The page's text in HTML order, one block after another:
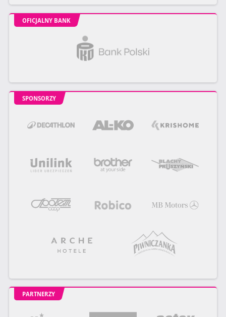
OFICJALNY BANK
SPONSORZY
PARTNERZY